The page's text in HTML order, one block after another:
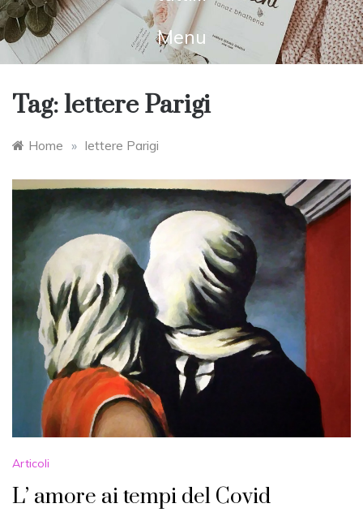
Menu
Tag:lettere Parigi
Home » lettere Parigi
Articoli
L’ amore ai tempi del Covid